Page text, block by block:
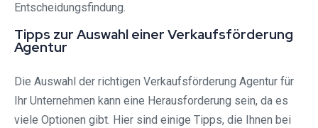
Entscheidungsfindung.
Tipps zur Auswahl einer Verkaufsförderung
Agentur
Die Auswahl der richtigen Verkaufsförderung Agentur für
Ihr Unternehmen kann eine Herausforderung sein, da es
viele Optionen gibt. Hier sind einige Tipps, die Ihnen bei